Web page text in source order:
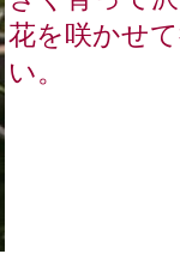
花を咲かせ
い。